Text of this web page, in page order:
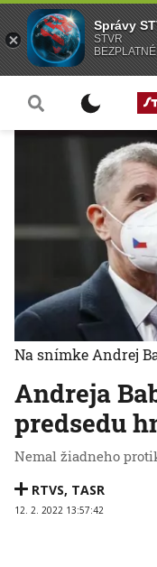
Andreja
predsedu
Nemal žiadneho
RTVS, TASR
12. 2. 2022 13:57:42
Na snímke Andrej
Správy
STVR